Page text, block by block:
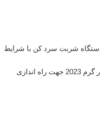
شربت سرد کن با شرایط
لیست کامل تجهیزات بار گرم 2023 جهت راه اندازی